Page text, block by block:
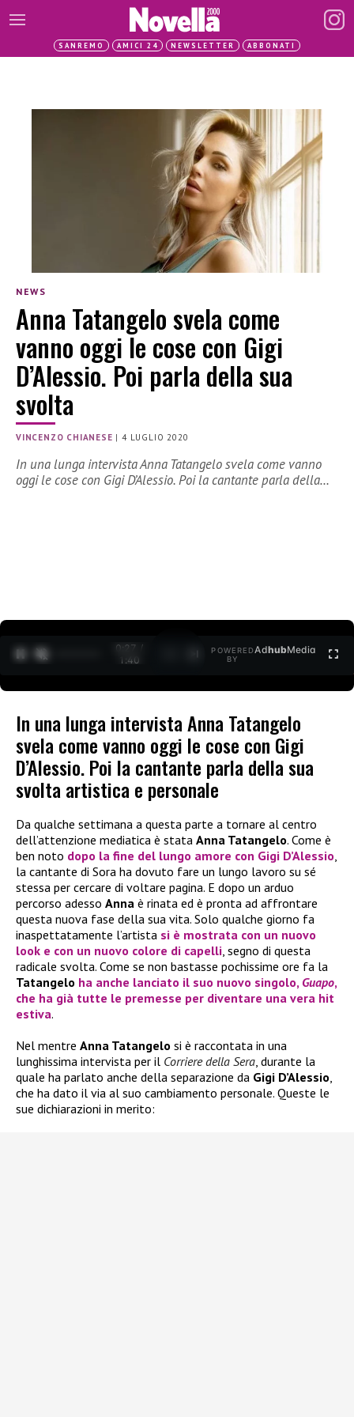
SANREMO AMICI 24 NEWSLETTER ABBONATI
NEWS
Anna Tatangelo svela come
vanno oggi le cose con Gigi
D’Alessio. Poi parla della sua
svolta
VINCENZO CHIANESE |4 LUGLIO 2020
In una lunga intervista Anna Tatangelo svela come vanno
oggi le cose con Gigi D’Alessio. Poi la cantante parla della…
0:27 /
1:40
POWERED
BY
AdhubMedia
In una lunga intervista Anna Tatangelo
svela come vanno oggi le cose con Gigi
D’Alessio. Poi la cantante parla della sua
svolta artistica e personale
Da qualche settimana a questa parte a tornare al centro
dell’attenzione mediatica è stata Anna Tatangelo. Come è
ben noto dopo la fine del lungo amore con Gigi D’Alessio,
la cantante di Sora ha dovuto fare un lungo lavoro su sé
stessa per cercare di voltare pagina. E dopo un arduo
percorso adesso Anna è rinata ed è pronta ad affrontare
questa nuova fase della sua vita. Solo qualche giorno fa
inaspettatamente l’artista si è mostrata con un nuovo
look e con un nuovo colore di capelli, segno di questa
radicale svolta. Come se non bastasse pochissime ore fa la
Tatangelo ha anche lanciato il suo nuovo singolo, Guapo,
che ha già tutte le premesse per diventare una vera hit
estiva.
Nel mentre Anna Tatangelo si è raccontata in una
lunghissima intervista per il Corriere della Sera, durante la
quale ha parlato anche della separazione da Gigi D’Alessio,
che ha dato il via al suo cambiamento personale. Queste le
sue dichiarazioni in merito: